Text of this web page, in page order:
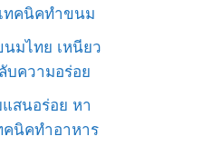
ทคนิคทำขนม
มไทย เหนียว
บความอร่อย
สนอร่อย หา
คนิคทำอาหาร